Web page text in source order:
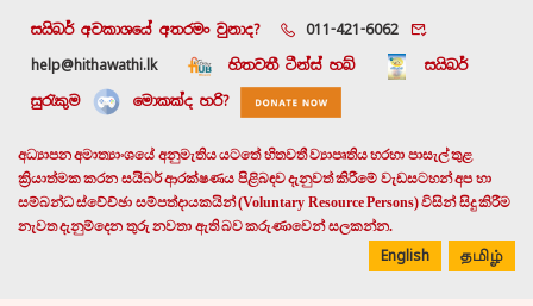
සයිබර් අවකාශයේ අතරමං වුනාද?
011-421-6062
help@hithawathi.lk
හිතවතී ටීන්ස් හබ්
සයිබර්
සුරැකුම
මොකක්ද හරි?
අධ්‍යාපන අමාත්‍යාංශයේ අනුමැතිය යටතේ හිතවතී ව්‍යාපෘතිය හරහා පාසැල් තුළ
ක්‍රියාත්මක කරන සයිබර් ආරක්ෂණය පිළිබඳව දැනුවත් කිරීමේ වැඩසටහන් අප හා
සම්බන්ධ ස්වේච්ඡා සම්පත්දායකයින් (Voluntary Resource Persons) විසින් සිදු කිරීම
නැවත දැනුම්දෙන තුරු නවතා ඇති බව කරුණාවෙන් සලකන්න.
English தமிழ்